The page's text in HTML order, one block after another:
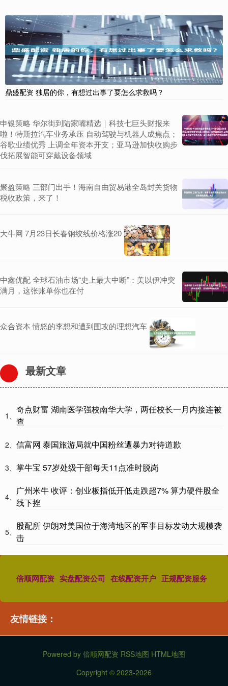
鼎盛配资 独居的你，有想过出事了要怎么求救吗？
申银策略 华尔街到陆家嘴精选｜科技七巨头财报来
啦！特斯拉汽车业务承压 自动驾驶与机器人成焦点；
谷歌业绩优秀 上调全年资本开支；亚马逊加快收购步
伐拓展智能可穿戴设备领域
聚盈策略 三部门出手！海南自由贸易港全岛封关货物
税收政策，来了！
大牛网 7月23日长春钢绞线价格涨20
中鑫优配 全球石油市场“史上最大中断”：美以伊冲突
满月，这张账单你也在付
众合资本 愤怒的李想和遭到围攻的理想汽车
最新文章
1、
奇点财富 湖南医学强校南华大学，两任校长一月内接连被
查
2、 信富网 泰国旅游局就中国粉丝遭暴力对待道歉
3、 掌牛宝 57岁处级干部每天11点准时脱岗
4、
广州米牛 收评：创业板指低开低走跌超7% 算力硬件股全
线下挫
5、
股配所 伊朗对美国位于海湾地区的军事目标发动大规模袭
击
倍顺网配资 实盘配资公司 在线配资开户 正规配资服务
友情链接：
Powered by 倍顺网配资 RSS地图 HTML地图
Copyright © 2023-2026